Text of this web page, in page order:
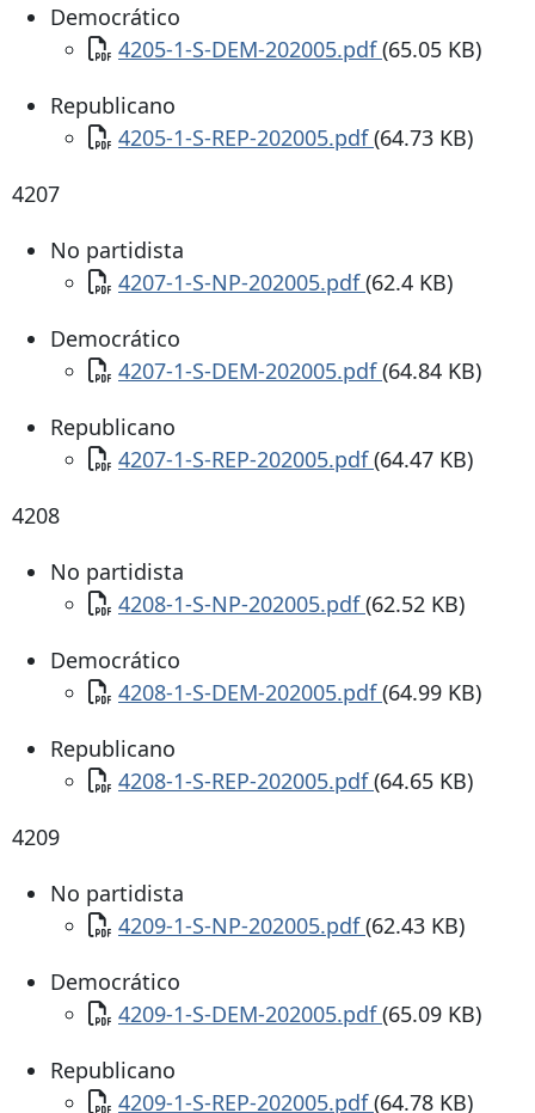
Democrático
Documento
4205-1-S-DEM-202005.pdf(65.05 KB)
Republicano
Documento
4205-1-S-REP-202005.pdf(64.73 KB)
4207
No partidista
Documento
4207-1-S-NP-202005.pdf(62.4 KB)
Democrático
Documento
4207-1-S-DEM-202005.pdf(64.84 KB)
Republicano
Documento
4207-1-S-REP-202005.pdf(64.47 KB)
4208
No partidista
Documento
4208-1-S-NP-202005.pdf(62.52 KB)
Democrático
Documento
4208-1-S-DEM-202005.pdf(64.99 KB)
Republicano
Documento
4208-1-S-REP-202005.pdf(64.65 KB)
4209
No partidista
Documento
4209-1-S-NP-202005.pdf(62.43 KB)
Democrático
Documento
4209-1-S-DEM-202005.pdf(65.09 KB)
Republicano
Documento
4209-1-S-REP-202005.pdf(64.78 KB)